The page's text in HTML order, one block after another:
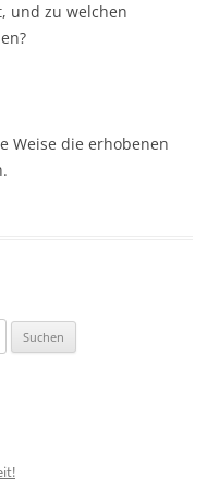
und zu welchen
Weise die erhobenen